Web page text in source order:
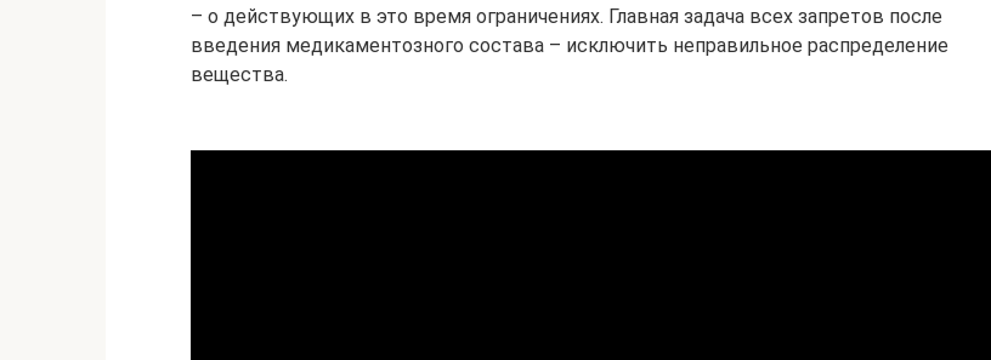
– о действующих в это время ограничениях. Главная задача всех запретов после
введения медикаментозного состава – исключить неправильное распределение
вещества.